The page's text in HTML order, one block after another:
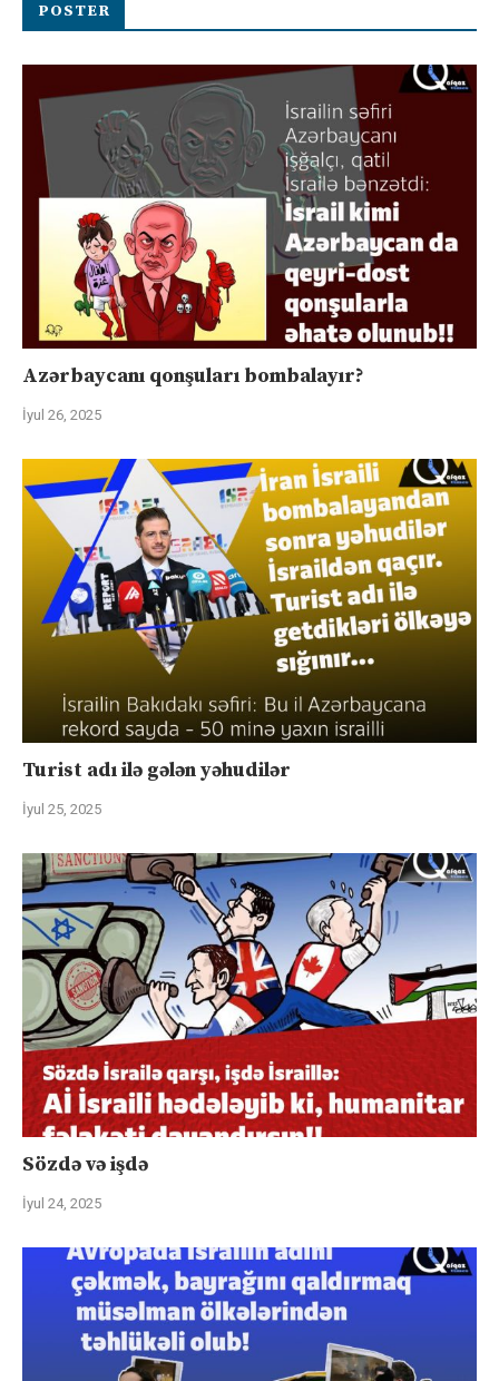
POSTER
Azərbaycanı qonşuları bombalayır?
İyul 26, 2025
Turist adı ilə gələn yəhudilər
İyul 25, 2025
Sözdə və işdə
İyul 24, 2025